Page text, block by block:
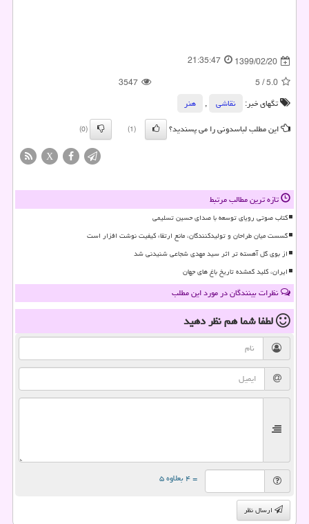
1399/02/20
21:35:47
5.0
/
5
3547
تگهای خبر:
نقاشی‌ ,
هنر
این مطلب لباسدونی را می پسندید؟
(1)
(0)
X
تازه ترین مطالب مرتبط
کتاب صوتی رویای توسعه با صدای حسین تسلیمی
گسست میان طراحان و تولیدکنندگان، مانع ارتقاء کیفیت نوشت افزار است
از بوی گل آهسته تر اثر سید مهدی شجاعی شنیدنی شد
ایران، کلید گمشده تاریخ باغ های جهان
نظرات بینندگان در مورد این مطلب
لطفا شما همنظر دهید
= ۴ بعلاوه ۵
ارسال نظر